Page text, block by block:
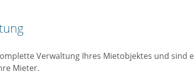
Verwaltung Ihres Mietobjektes und sind
Mieter.